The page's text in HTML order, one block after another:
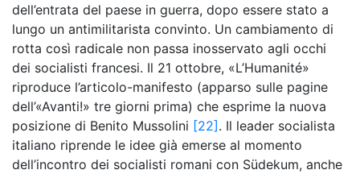
dell’entrata del paese in guerra, dopo essere stato a
lungo un antimilitarista convinto. Un cambiamento di
rotta così radicale non passa inosservato agli occhi
dei socialisti francesi. Il 21 ottobre, «L’Humanité»
riproduce l’articolo-manifesto (apparso sulle pagine
dell’«Avanti!» tre giorni prima) che esprime la nuova
posizione di Benito Mussolini [22]. Il leader socialista
italiano riprende le idee già emerse al momento
dell’incontro dei socialisti romani con Südekum, anche